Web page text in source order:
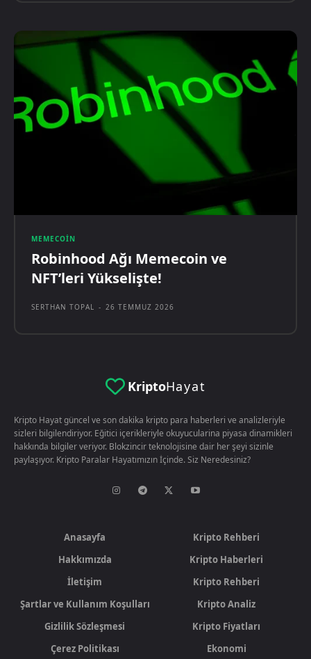
MEMECOIN
Robinhood Ağı Memecoin ve
NFT’leri Yükselişte!
SERTHAN TOPAL - 26 TEMMUZ 2026
KriptoHayat
Kripto Hayat güncel ve son dakika kripto para haberleri ve analizleriyle
sizleri bilgilendiriyor. Eğitici içerikleriyle okuyucularina piyasa dinamikleri
hakkında bilgiler veriyor. Blokzincir teknolojisine dair her şeyi sizinle
paylaşıyor. Kripto Paralar Hayatımızın İçinde. Siz Neredesiniz?
Anasayfa
Hakkımızda
İletişim
Şartlar ve Kullanım Koşulları
Gizlilik Sözleşmesi
Çerez Politikası
Kripto Rehberi
Kripto Haberleri
Kripto Rehberi
Kripto Analiz
Kripto Fiyatları
Ekonomi